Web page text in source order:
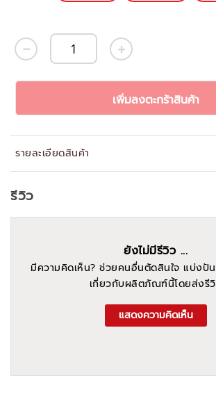
เพิ่มลงตะกร้าสินค้า
รายละเอียดสินค้า
รีวิว
ยังไม่มีรีวิว ...
มีความคิดเห็น? ช่วยคนอื่นตัดสินใจ แบ่งปั
เกี่ยวกับผลิตภัณฑ์นี้โดยส่งรี
แสดงความคิดเห็น